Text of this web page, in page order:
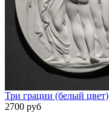
Три грации (белый цвет)
2700 руб